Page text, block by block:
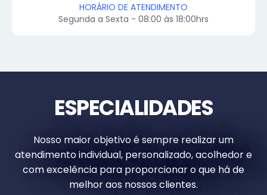
HORÁRIO DE ATENDIMENTO
Segunda a Sexta - 08:00 às 18:00hrs
ESPECIALIDADES
Nosso maior objetivo é sempre realizar um
atendimento individual, personalizado, acolhedor e
com excelência para proporcionar o que há de
melhor aos nossos clientes.